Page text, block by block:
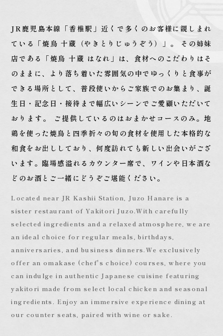
JR鹿児島本線「香椎駅」近くで 多くのお客様に親しまれ
ている 「焼鳥 十蔵（やきとりじゅうぞう）」。
その姉妹
店である「焼鳥 十蔵 はなれ」は、 食材へのこだわりはそ
のままに、
より落ち着いた雰囲気の中でゆっくりと 食事が
できる場所として、 普段使いからご家族でのお集まり、誕
生日・記念日・接待まで幅広いシーンで ご愛顧いただいて
おります。
ご提供しているのはおまかせコースのみ。地
鶏を使った焼鳥と四季折々の旬の食材を 使用した本格的な
和食をお出ししており、何度訪れても新しい出会いがござ
います。 臨場感溢れるカウンター席で、
ワインや日本酒な
どのお酒と ご一緒にどうぞご堪能ください。
Located near JR Kashii Station, Juzo Hanare is a
sister restaurant of Yakitori Juzo.With carefully
selected ingredients and a relaxed atmosphere, we are
an ideal choice for regular meals, birthdays,
anniversaries, and business dinners.We exclusively
offer an omakase (chef's choice) courses, where you
can indulge in authentic Japanese cuisine featuring
yakitori made from select local chicken and seasonal
ingredients. Enjoy an immersive experience dining at
our counter seats, paired with wine or sake.